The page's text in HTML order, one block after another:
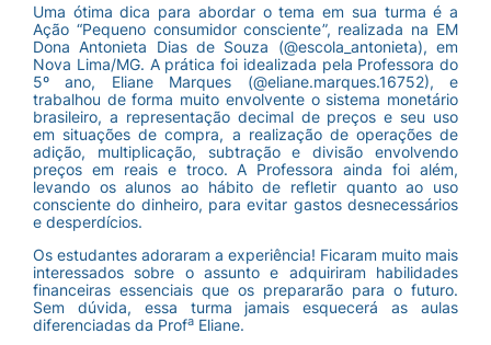
Uma ótima dica para abordar o tema em sua turma é a
Ação “Pequeno consumidor consciente”, realizada na EM
Dona Antonieta Dias de Souza (@escola_antonieta), em
Nova Lima/MG. A prática foi idealizada pela Professora do
5º ano, Eliane Marques (@eliane.marques.16752), e
trabalhou de forma muito envolvente o sistema monetário
brasileiro, a representação decimal de preços e seu uso
em situações de compra, a realização de operações de
adição, multiplicação, subtração e divisão envolvendo
preços em reais e troco. A Professora ainda foi além,
levando os alunos ao hábito de refletir quanto ao uso
consciente do dinheiro, para evitar gastos desnecessários
e desperdícios.
Os estudantes adoraram a experiência! Ficaram muito mais
interessados sobre o assunto e adquiriram habilidades
financeiras essenciais que os prepararão para o futuro.
Sem dúvida, essa turma jamais esquecerá as aulas
diferenciadas da Profa Eliane.